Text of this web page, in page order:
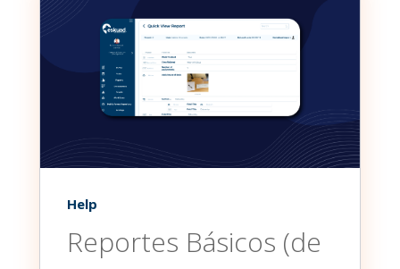
Help
Reportes Básicos (de